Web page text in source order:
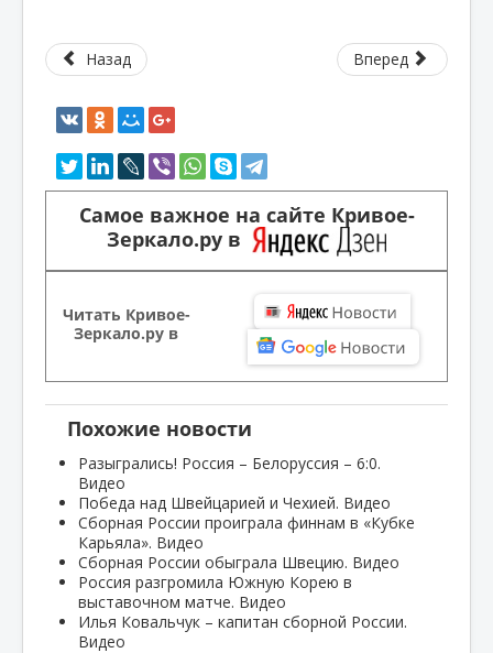
Назад Вперед
Самое важное на сайте Кривое-
Зеркало.ру в
Читать Кривое-
Зеркало.ру в
Похожие новости
Разыгрались! Россия – Белоруссия – 6:0.
Видео
Победа над Швейцарией и Чехией. Видео
Сборная России проиграла финнам в «Кубке
Карьяла». Видео
Сборная России обыграла Швецию. Видео
Россия разгромила Южную Корею в
выставочном матче. Видео
Илья Ковальчук – капитан сборной России.
Видео